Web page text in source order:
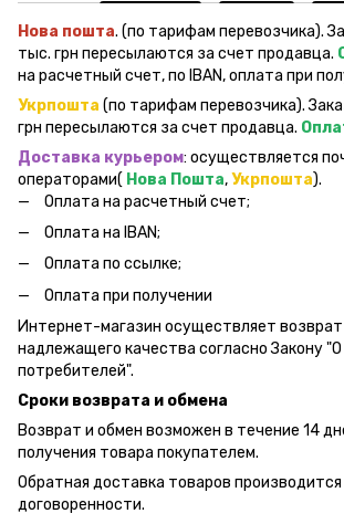
Нова пошта. (по тарифам перевозчика).
тыс. грн пересылаются за счет продавца.
на расчетный счет, по IBAN, оплата при
Укрпошта (по тарифам перевозчика).
грн пересылаются за счет продавца.
Доставка курьером: осуществляется
операторами( Нова Пошта,Укрпошта).
Оплата на расчетный счет;
Оплата на IBAN;
Оплата по ссылке;
Оплата при получении
Интернет-магазин осуществляет
надлежащего качества согласно Закону
потребителей".
Сроки возврата и обмена
Возврат и обмен возможен в течение 14
получения товара покупателем.
Обратная доставка товаров производится
договоренности.